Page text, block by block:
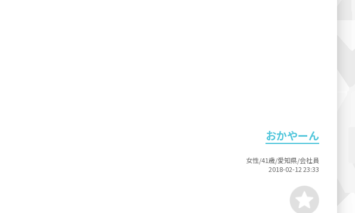
おかやーん
女性/41歳/愛知県/会社員
2018-02-12 23:33